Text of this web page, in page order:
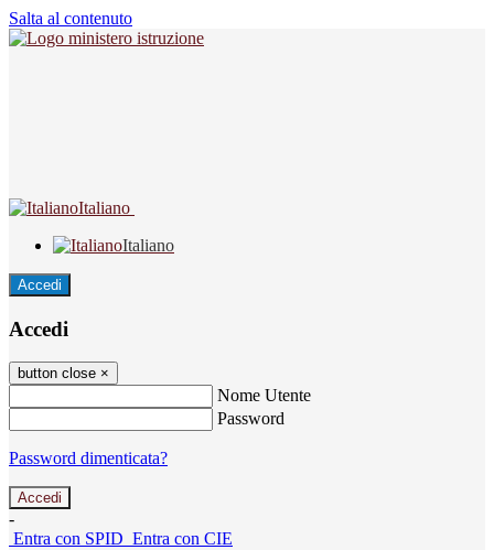
Salta al contenuto
Italiano
Italiano
Accedi
Accedi
button close ×
Nome Utente
Password
Password dimenticata?
-
Entra con SPID Entra con CIE